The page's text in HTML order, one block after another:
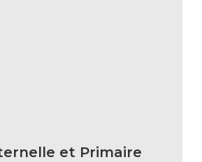
et Primaire